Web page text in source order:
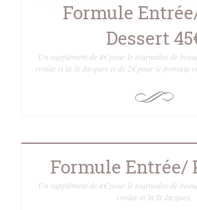
Formule
Dessert
Un supplément de 4€ pour le tournedos de
croûte et la St Jacques et de 2€ pour le fromage
Formule Entrée/
Un supplément de 4€ pour le tournedos de
croûte et la St Jacques.